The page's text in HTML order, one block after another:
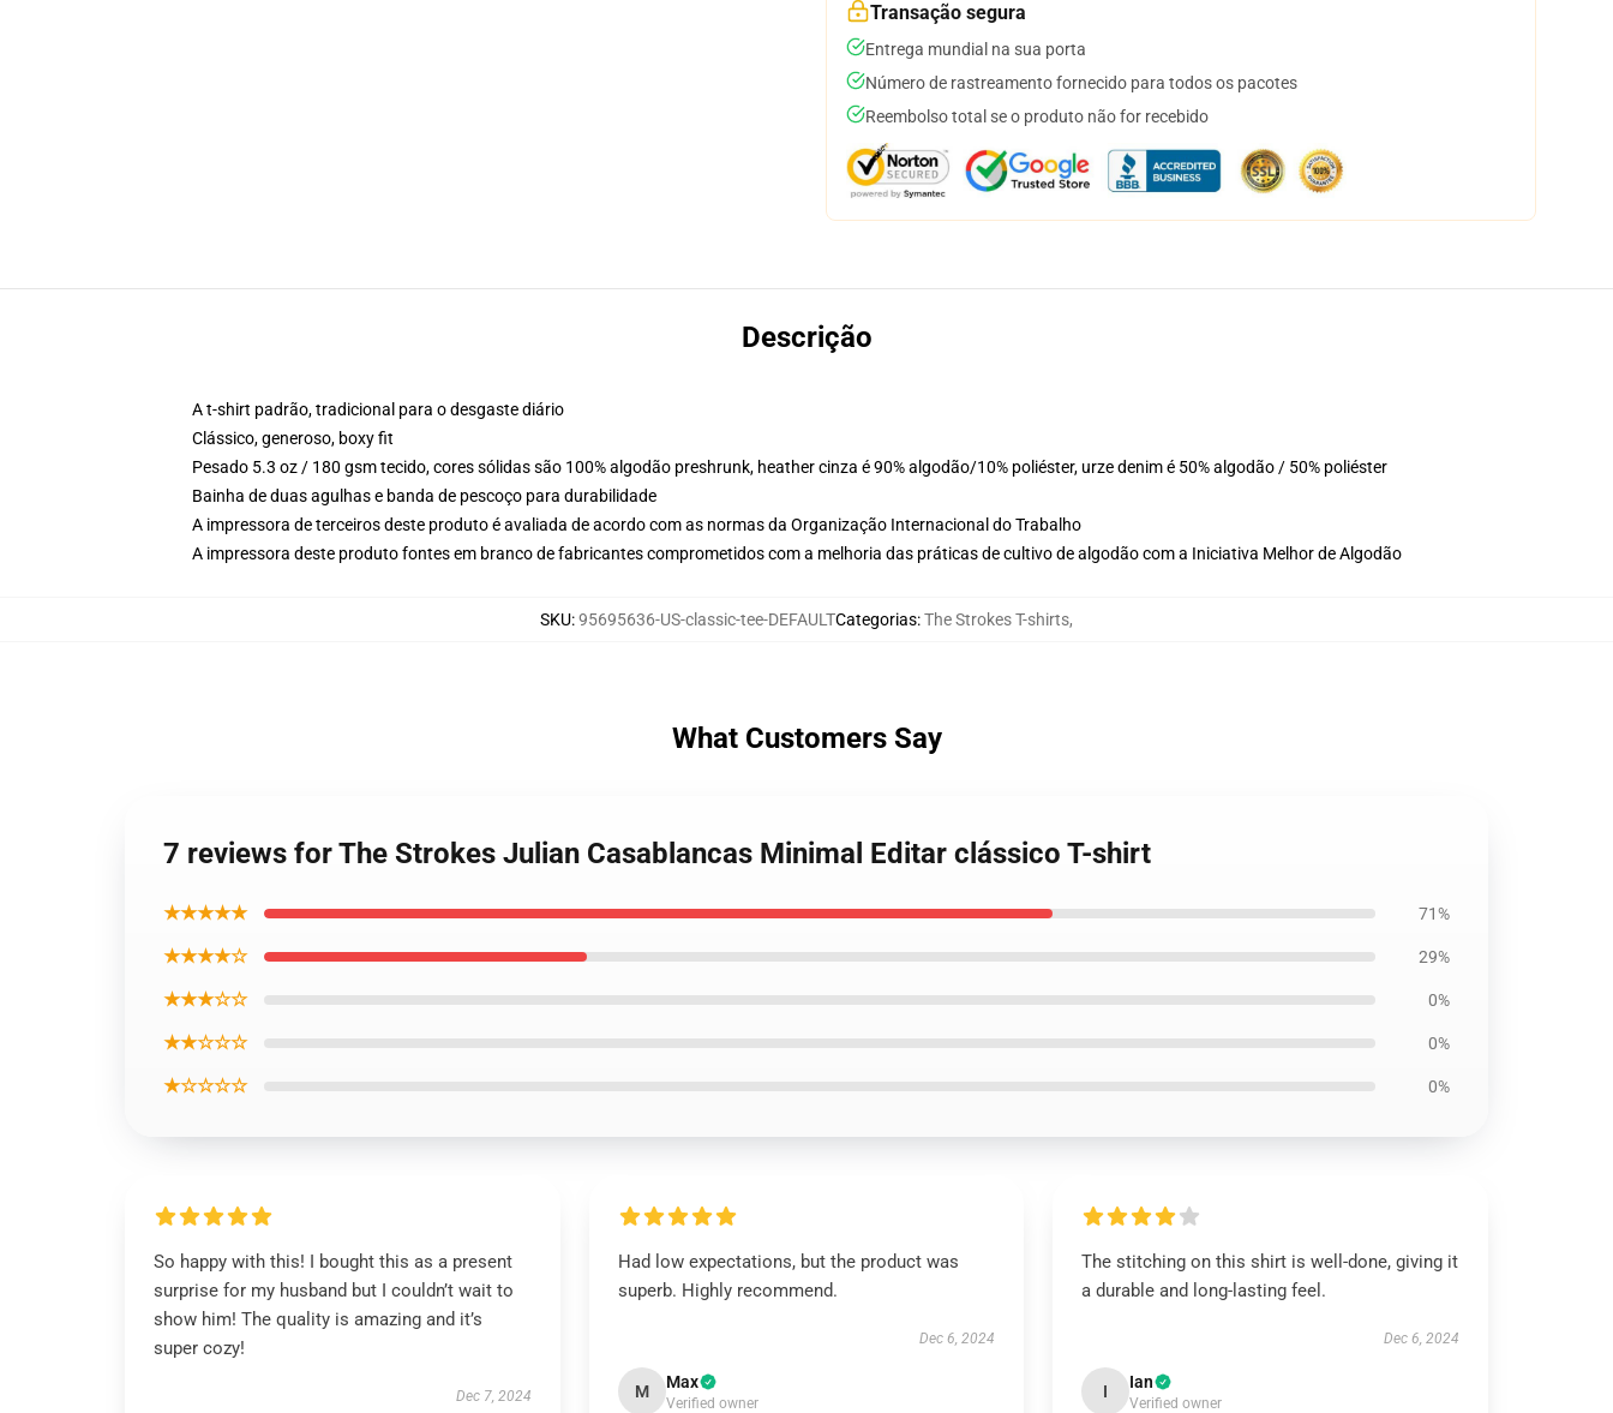
Transação segura
Entrega mundial na sua porta
Número de rastreamento fornecido para todos os pacotes
Reembolso total se o produto não for recebido
Descrição
A t-shirt padrão, tradicional para o desgaste diário
Clássico, generoso, boxy fit
Pesado 5.3 oz / 180 gsm tecido, cores sólidas são 100% algodão preshrunk, heather cinza é 90% algodão/10% poliéster, urze denim é 50% algodão / 50% poliéster
Bainha de duas agulhas e banda de pescoço para durabilidade
A impressora de terceiros deste produto é avaliada de acordo com as normas da Organização Internacional do Trabalho
A impressora deste produto fontes em branco de fabricantes comprometidos com a melhoria das práticas de cultivo de algodão com a Iniciativa Melhor de Algodão
SKU:95695636-US-classic-tee-DEFAULTCategorias:The Strokes T-shirts,
What Customers Say
7 reviews for The Strokes Julian Casablancas Minimal Editar clássico T-shirt
★★★★★ 71%
★★★★☆ 29%
★★★☆☆ 0%
★★☆☆☆ 0%
★☆☆☆☆ 0%
So happy with this! I bought this as a present
surprise for my husband but I couldn’t wait to
show him! The quality is amazing and it’s
super cozy!
Dec 7, 2024
Had low expectations, but the product was
superb. Highly recommend.
Dec 6, 2024
M Max
Verified owner
The stitching on this shirt is well-done, giving it
a durable and long-lasting feel.
Dec 6, 2024
I Ian
Verified owner